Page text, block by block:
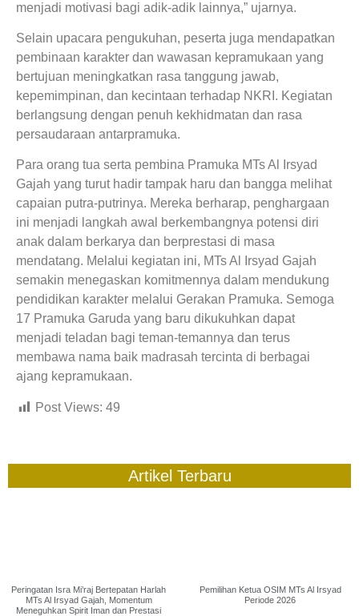
menjadi motivasi bagi adik-adik lainnya,” ujarnya.
Selain upacara pengukuhan, peserta juga mendapatkan
pembinaan karakter dan wawasan kepramukaan yang
bertujuan meningkatkan rasa tanggung jawab,
kepemimpinan, dan kecintaan terhadap NKRI. Kegiatan
berlangsung dengan penuh kekhidmatan dan rasa
persaudaraan antarpramuka.
Para orang tua serta pembina Pramuka MTs Al Irsyad
Gajah yang turut hadir tampak haru dan bangga melihat
capaian putra-putrinya. Mereka berharap, penghargaan
ini menjadi langkah awal berkembangnya potensi diri
anak dalam berkarya dan berprestasi di masa
mendatang. Melalui kegiatan ini, MTs Al Irsyad Gajah
semakin menegaskan komitmennya dalam mendukung
pendidikan karakter melalui Gerakan Pramuka. Semoga
17 Pramuka Garuda yang baru dikukuhkan dapat
menjadi teladan bagi teman-temannya dan terus
membawa nama baik madrasah tercinta di berbagai
ajang kepramukaan.
Post Views: 49
Artikel Terbaru
Peringatan Isra Mi’raj Bertepatan Harlah
MTs Al Irsyad Gajah, Momentum
Meneguhkan Spirit Iman dan Prestasi
Pemilihan Ketua OSIM MTs Al Irsyad
Periode 2026